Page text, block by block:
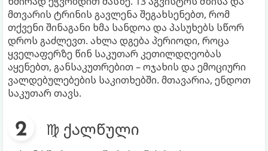
მთვარის ტრინის გავლენა შეგახსენებთ, რომ
თქვენი შინაგანი ხმა სანდოა და პასუხებს სწორ
დროს გაძლევთ. ახლა დგება პერიოდი, როცა
ყველაფერზე წინ საკუთარ კეთილდღეობას
აყენებთ, განსაკუთრებით – ოჯახის და ემოციური
ვალდებულებების საკითხებში. მთავარია, ენდოთ
საკუთარ თავს.
♍ ქალწული